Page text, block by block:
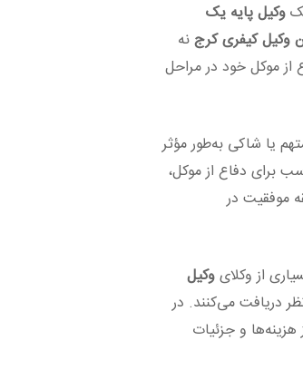
وکیل پایه یک
وکیل کیفری کرجنه
از موکل خود در مراحل
یا شاکی به‌طور مؤثر
برای دفاع از موکل،
موفقیت در
از وکلایوکیل
دریافت می‌کنند. در
هزینه‌ها و جزئیات